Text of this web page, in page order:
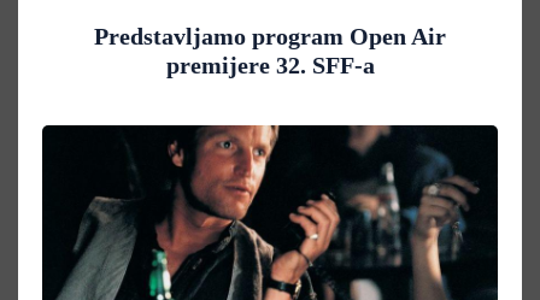
Predstavljamo program Open Air
premijere 32. SFF-a